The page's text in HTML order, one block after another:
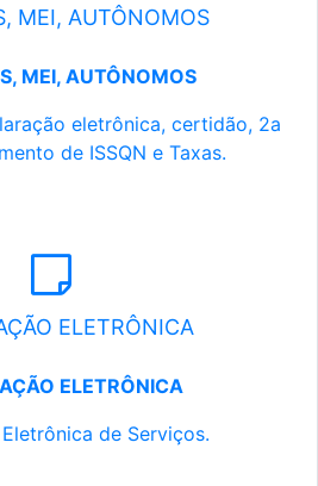
MEI, AUTÔNOMOS
MEI, AUTÔNOMOS
eletrônica, certidão, 2a
de ISSQN e Taxas.
ELETRÔNICA
ELETRÔNICA
de Serviços.